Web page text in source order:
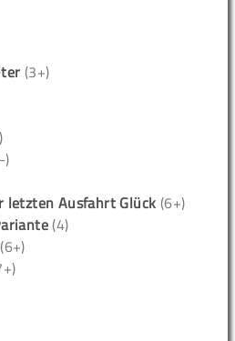
(3+)
)
letzten Ausfahrt Glück (6+)
(4)
(6+)